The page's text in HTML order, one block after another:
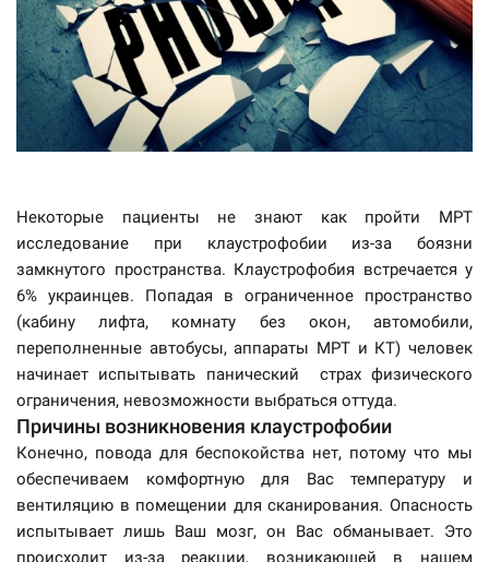
Некоторые пациенты не знают как пройти МРТ
исследование при клаустрофобии из-за боязни
замкнутого пространства. Клаустрофобия встречается у
6% украинцев. Попадая в ограниченное пространство
(кабину лифта, комнату без окон, автомобили,
переполненные автобусы, аппараты МРТ и КТ) человек
начинает испытывать панический страх физического
ограничения, невозможности выбраться оттуда.
Причины возникновения клаустрофобии
Конечно, повода для беспокойства нет, потому что мы
обеспечиваем комфортную для Вас температуру и
вентиляцию в помещении для сканирования. Опасность
испытывает лишь Ваш мозг, он Вас обманывает. Это
происходит из-за реакции, возникающей в нашем